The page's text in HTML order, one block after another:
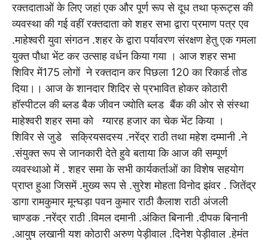
रक्तदाताओं के लिए जहां एक और पूर्ण रूप से दूध तथा फ्रूट्स की
व्यवस्था की गई वहीं रक्तदाता को शहर सभा द्वारा प्रमाण पत्र एव
.माहेश्वरी युवा संगठन .शहर के द्वारा पर्यावरण संरक्षण हेतु एक गमला
युक्त पौधा भेंट कर उत्साह वर्धन किया गया । आज शहर सभा
शिविर में175 लोगों ने रक्तदान कर पिछला 120 का रिकार्ड तोड
दिया।। आज के शानदार शिदिर से प्रभावित होकर कोठारी
हॉस्पीटल की ब्लड बैक जीवन ज्योति ब्लड बैंक की ओर से संस्था
माहेश्वरी शहर समा को ग्यारह हजार का चेक भेंट किया ।
शिविर से जुडे सक्रियसदस्य .नरेंद्र राठी तथा महेश दम्मानी .ने
.संयुक्त रूप से जानकारी देते हुवे बताया कि आज की सम्पूर्ण
व्यवस्थाओ में . शहर समा के सभी कार्यकर्ताओं का विशेष सहयोग
प्राप्त हुआ जिसमें .मुख्य रूप से .सुरेश मोहता विनोद झंवर . जितेंद्र
डागा रामकुमार मून्घड़ा पवन कुमार राठी कैलाश राठी अंजली
चाण्डक .नरेंद्र राठी .विमल दमानी .अंकित बिनानी .दीपक बिनानी
.आयुष लखानी यश कोठारी अरुण पेड़ीवाल .दिनेश पेड़ीवाल .हेमंत